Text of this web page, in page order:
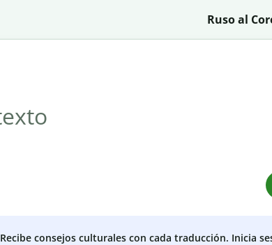
Ruso al
Recibe consejos culturales con cada traducción. Inicia